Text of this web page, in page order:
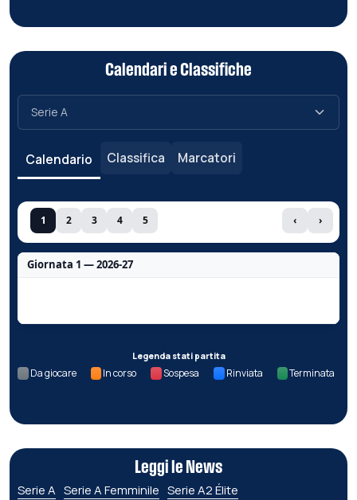
Calendari e Classifiche
Calendario Classifica Marcatori
1 2 3 4 5 ‹ ›
Giornata 1 — 2026-27
Legenda stati partita
Da giocare In corso Sospesa Rinviata Terminata
Leggi le News
Serie A Serie A Femminile Serie A2 Élite